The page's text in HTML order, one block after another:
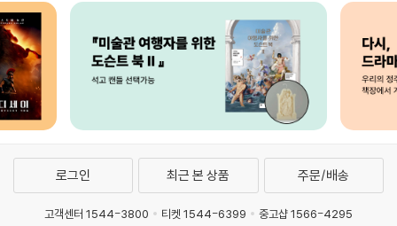
로그인 최근 본 상품 주문/배송
고객센터 1544-3800 티켓 1544-6399
중고샵 1566-4295